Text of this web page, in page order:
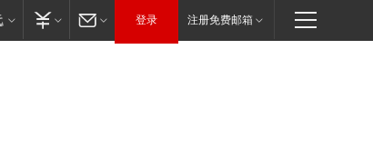
登录 注册免费邮箱